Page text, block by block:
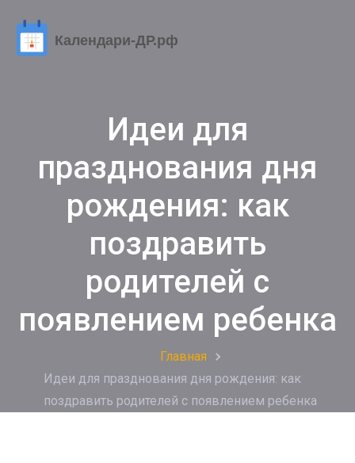
Идеи для
празднования дня
рождения: как
поздравить
родителей с
появлением ребенка
Главная
Идеи для празднования дня рождения: как
поздравить родителей с появлением ребенка